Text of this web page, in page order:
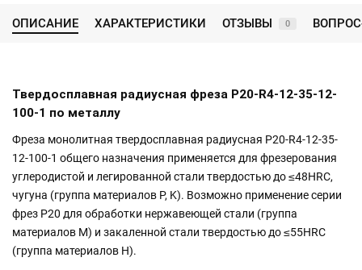
ОПИСАНИЕ ХАРАКТЕРИСТИКИ ОТЗЫВЫ 0
Твердосплавная радиусная фреза P20-R4-12-35-12-
100-1 по металлу
Фреза монолитная твердосплавная радиусная P20-R4-12-35-
12-100-1 общего назначения применяется для фрезерования
углеродистой и легированной стали твердостью до ≤48HRC,
чугуна (группа материалов P, K). Возможно применение серии
фрез P20 для обработки нержавеющей стали (группа
материалов M) и закаленной стали твердостью до ≤55HRC
(группа материалов H).